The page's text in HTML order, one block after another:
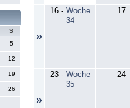
S
5
12
19
26
»
16- Woche
34
17
»
23- Woche
35
24